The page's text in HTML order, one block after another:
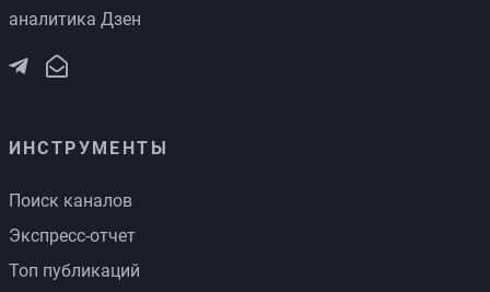
аналитика Дзен
ИНСТРУМЕНТЫ
Поиск каналов
Экспресс-отчет
Топ публикаций